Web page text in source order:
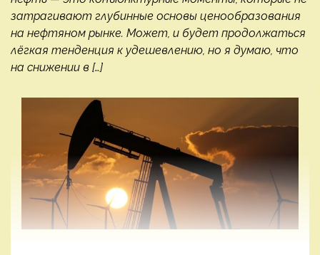
затрагивают глубинные основы ценообразования
на нефтяном рынке. Может, и будет продолжаться
лёгкая тенденция к удешевлению, но я думаю, что
на снижении в […]